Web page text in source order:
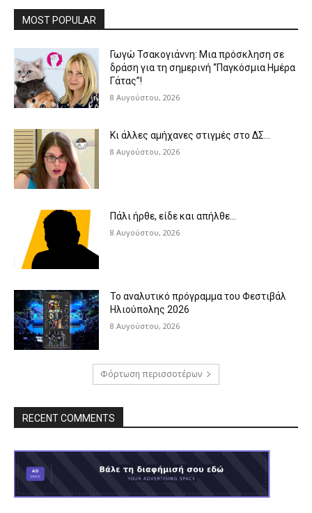
MOST POPULAR
Γωγώ Τσακογιάννη: Μια πρόσκληση σε
δράση για τη σημερινή “Παγκόσμια Ημέρα
Γάτας”!
8 Αυγούστου, 2026
Κι άλλες αμήχανες στιγμές στο ΔΣ…
8 Αυγούστου, 2026
Πάλι ήρθε, είδε και απήλθε…
8 Αυγούστου, 2026
Το αναλυτικό πρόγραμμα του Φεστιβάλ
Ηλιούπολης 2026
8 Αυγούστου, 2026
Φόρτωση περισσοτέρων
RECENT COMMENTS